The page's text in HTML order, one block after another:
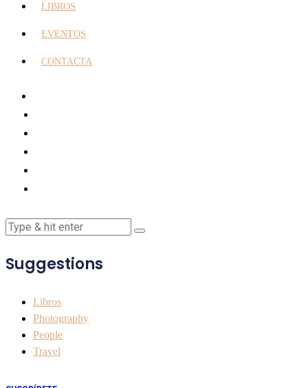
LIBROS
EVENTOS
CONTACTA
Suggestions
Libros
Photography
People
Travel